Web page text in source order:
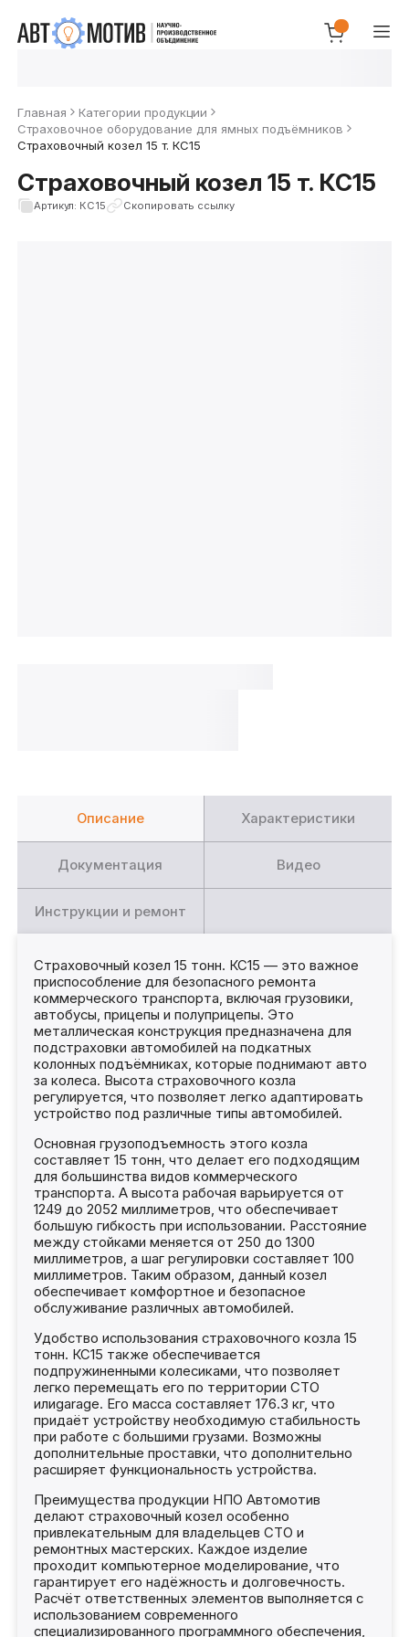
Главная
Категории продукции
Страховочное оборудование для ямных подъёмников
Страховочный козел 15 т. КС15
Страховочный козел 15 т. КС15
Артикул: КС15 Скопировать ссылку
Описание Характеристики
Документация Видео
Инструкции и ремонт
Страховочный козел 15 тонн. КС15 — это важное
приспособление для безопасного ремонта
коммерческого транспорта, включая грузовики,
автобусы, прицепы и полуприцепы. Это
металлическая конструкция предназначена для
подстраховки автомобилей на подкатных
колонных подъёмниках, которые поднимают авто
за колеса. Высота страховочного козла
регулируется, что позволяет легко адаптировать
устройство под различные типы автомобилей.
Основная грузоподъемность этого козла
составляет 15 тонн, что делает его подходящим
для большинства видов коммерческого
транспорта. А высота рабочая варьируется от
1249 до 2052 миллиметров, что обеспечивает
большую гибкость при использовании. Расстояние
между стойками меняется от 250 до 1300
миллиметров, а шаг регулировки составляет 100
миллиметров. Таким образом, данный козел
обеспечивает комфортное и безопасное
обслуживание различных автомобилей.
Удобство использования страховочного козла 15
тонн. КС15 также обеспечивается
подпружиненными колесиками, что позволяет
легко перемещать его по территории СТО
илиgarage. Его масса составляет 176.3 кг, что
придаёт устройству необходимую стабильность
при работе с большими грузами. Возможны
дополнительные проставки, что дополнительно
расширяет функциональность устройства.
Преимущества продукции НПО Автомотив
делают страховочный козел особенно
привлекательным для владельцев СТО и
ремонтных мастерских. Каждое изделие
проходит компьютерное моделирование, что
гарантирует его надёжность и долговечность.
Расчёт ответственных элементов выполняется с
использованием современного
специализированного программного обеспечения,